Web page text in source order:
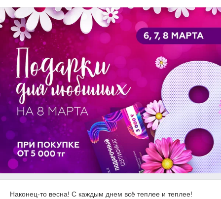
Наконец-то весна! С каждым днем всё теплее и теплее!